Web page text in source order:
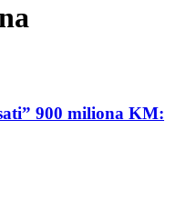
900 miliona KM: